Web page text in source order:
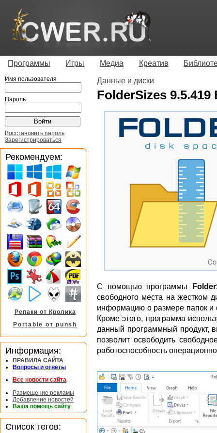
Программы Игры Медиа Креатив
Данные и диски
FolderSizes
С помощью программы
свободного места на жестком
информацию о размере папок и
Кроме этого, программа
данный программный продукт,
позволит освободить
работоспособность
Имя пользователя
Пароль
Восстановить пароль
Зарегистрироваться
Рекомендуем:
Репаки от Кролика
Portable от punsh
Информация:
ПРАВИЛА САЙТА
Вопросы и ответы
Все новости сайта
Размещение рекламы
Добавление новостей
Ваша помощь сайту
Список тегов: